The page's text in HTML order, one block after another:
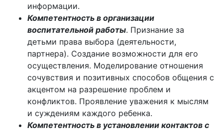
информации.
Компетентность в организации
воспитательной работы. Признание за
детьми права выбора (деятельности,
партнера). Создание возможности для его
осуществления. Моделирование отношения
сочувствия и позитивных способов общения с
акцентом на разрешение проблем и
конфликтов. Проявление уважения к мыслям
и суждениям каждого ребенка.
Компетентность в установлении контактов с